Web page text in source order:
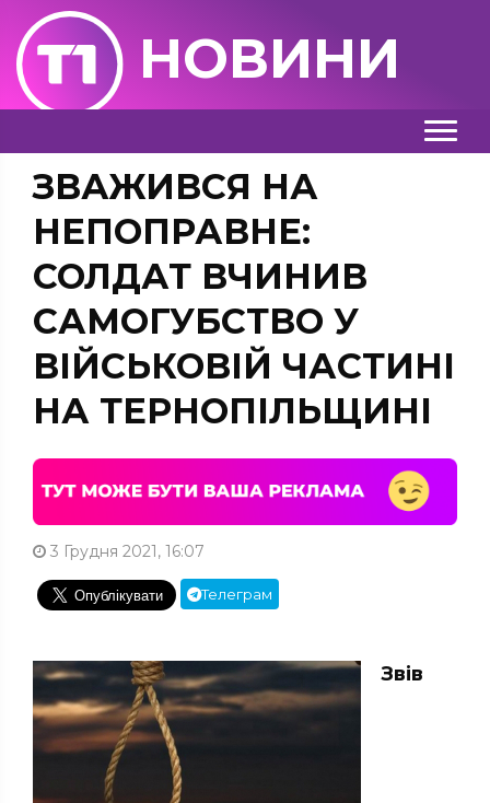
НОВИНИ
ЗВАЖИВСЯ НА
НЕПОПРАВНЕ:
СОЛДАТ ВЧИНИВ
САМОГУБСТВО У
ВІЙСЬКОВІЙ ЧАСТИНІ
НА ТЕРНОПІЛЬЩИНІ
3 Грудня 2021, 16:07
Телеграм
Звів